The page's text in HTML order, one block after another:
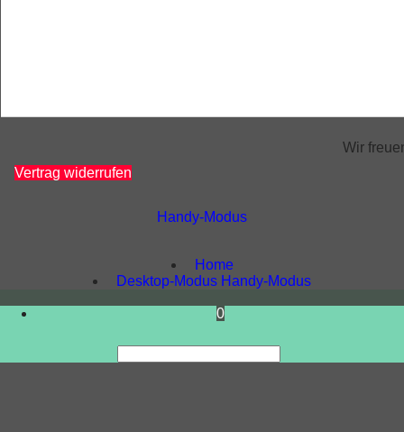
Wir
Vertrag widerrufen
Handy-Modus
Home
Desktop-Modus Handy-Modus
0